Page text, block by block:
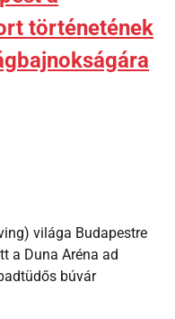
történetének
világa Budapestre
a Duna Aréna ad
búvár